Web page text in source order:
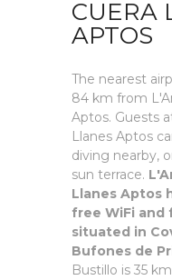
CUERA
APTOS
The nearest
84 km from
Aptos. Guests
Llanes Aptos
diving nearby,
sun terrace.
Llanes Aptos
free WiFi and
situated in
Bufones de
Bustillo is 35